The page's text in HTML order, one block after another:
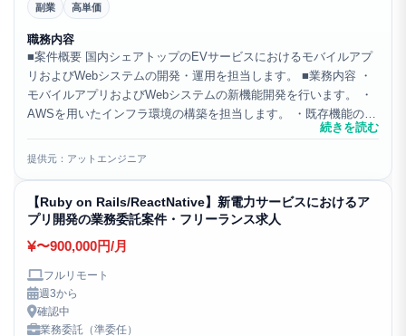
副業
高単価
職務内容
■案件概要 国内シェアトップのEVサービスにおけるモバイルアプ
リおよびWebシステムの開発・運用を担当します。 ■業務内容 ・
モバイルアプリおよびWebシステムの新機能開発を行います。 ・
AWSを用いたインフラ環境の構築を担当します。 ・既存機能の改
続きを読む
提供元：アットエンジニア
【Ruby on Rails/ReactNative】新電力サービスにおけるア
プリ開発の業務委託案件・フリーランス求人
〜900,000円/月
フルリモート
週3から
確認中
業務委託（準委任）